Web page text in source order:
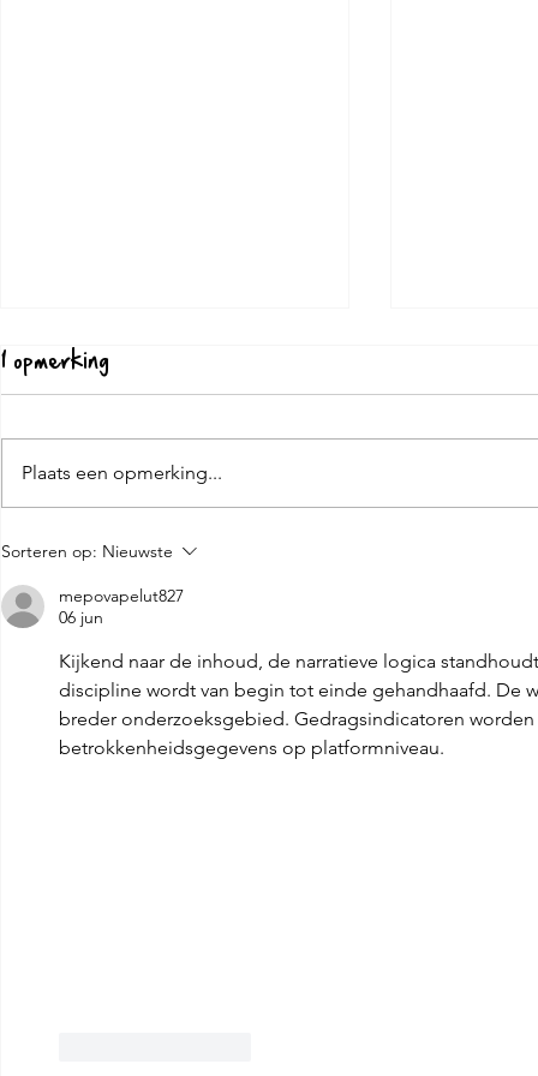
Estoublon Koroneiki
A.O.P bio
1 opmerking
Plaats een opmerking...
Sorteren op: Nieuwste
mepovapelut827
06 jun
Kijkend naar de inhoud, de narratieve logica
discipline wordt van begin tot einde gehandhaafd. De
breder onderzoeksgebied. Gedragsindicatoren
betrokkenheidsgegevens op platformniveau.